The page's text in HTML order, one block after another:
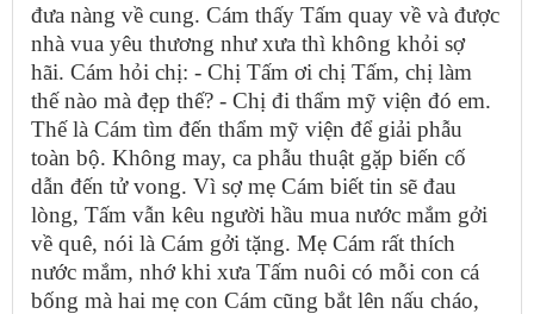
đưa nàng về cung. Cám thấy Tấm quay về và được
nhà vua yêu thương như xưa thì không khỏi sợ
hãi. Cám hỏi chị: - Chị Tấm ơi chị Tấm, chị làm
thế nào mà đẹp thế? - Chị đi thẩm mỹ viện đó em.
Thế là Cám tìm đến thẩm mỹ viện để giải phẫu
toàn bộ. Không may, ca phẫu thuật gặp biến cố
dẫn đến tử vong. Vì sợ mẹ Cám biết tin sẽ đau
lòng, Tấm vẫn kêu người hầu mua nước mắm gởi
về quê, nói là Cám gởi tặng. Mẹ Cám rất thích
nước mắm, nhớ khi xưa Tấm nuôi có mỗi con cá
bống mà hai mẹ con Cám cũng bắt lên nấu cháo,